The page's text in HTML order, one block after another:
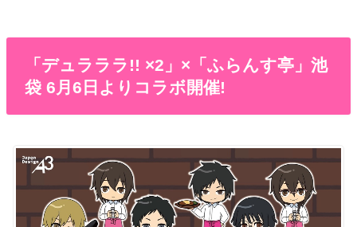
「デュラララ!! ×2」×「ふらんす亭」池
袋 6月6日よりコラボ開催!